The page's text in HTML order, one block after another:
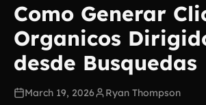
Como Generar
Organicos
desde Busquedas
March 19, 2026 Ryan Thompson